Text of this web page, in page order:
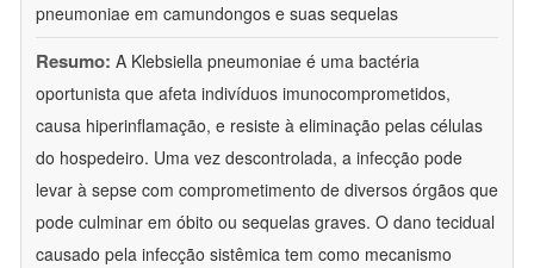
pneumoniae em camundongos e suas sequelas
Resumo: A Klebsiella pneumoniae é uma bactéria
oportunista que afeta indivíduos imunocomprometidos,
causa hiperinflamação, e resiste à eliminação pelas células
do hospedeiro. Uma vez descontrolada, a infecção pode
levar à sepse com comprometimento de diversos órgãos que
pode culminar em óbito ou sequelas graves. O dano tecidual
causado pela infecção sistêmica tem como mecanismo